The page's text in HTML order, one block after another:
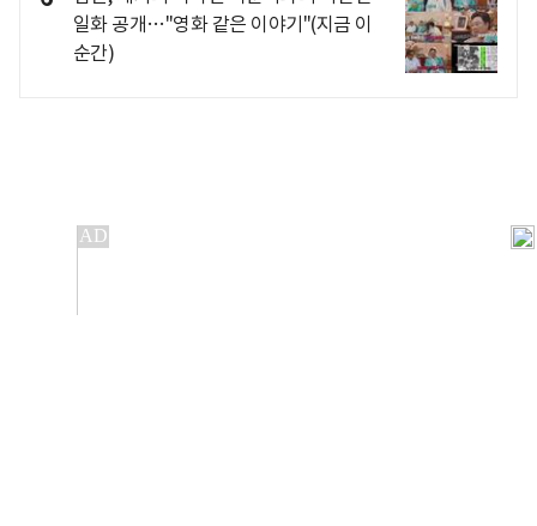
일화 공개…"영화 같은 이야기"(지금 이
순간)